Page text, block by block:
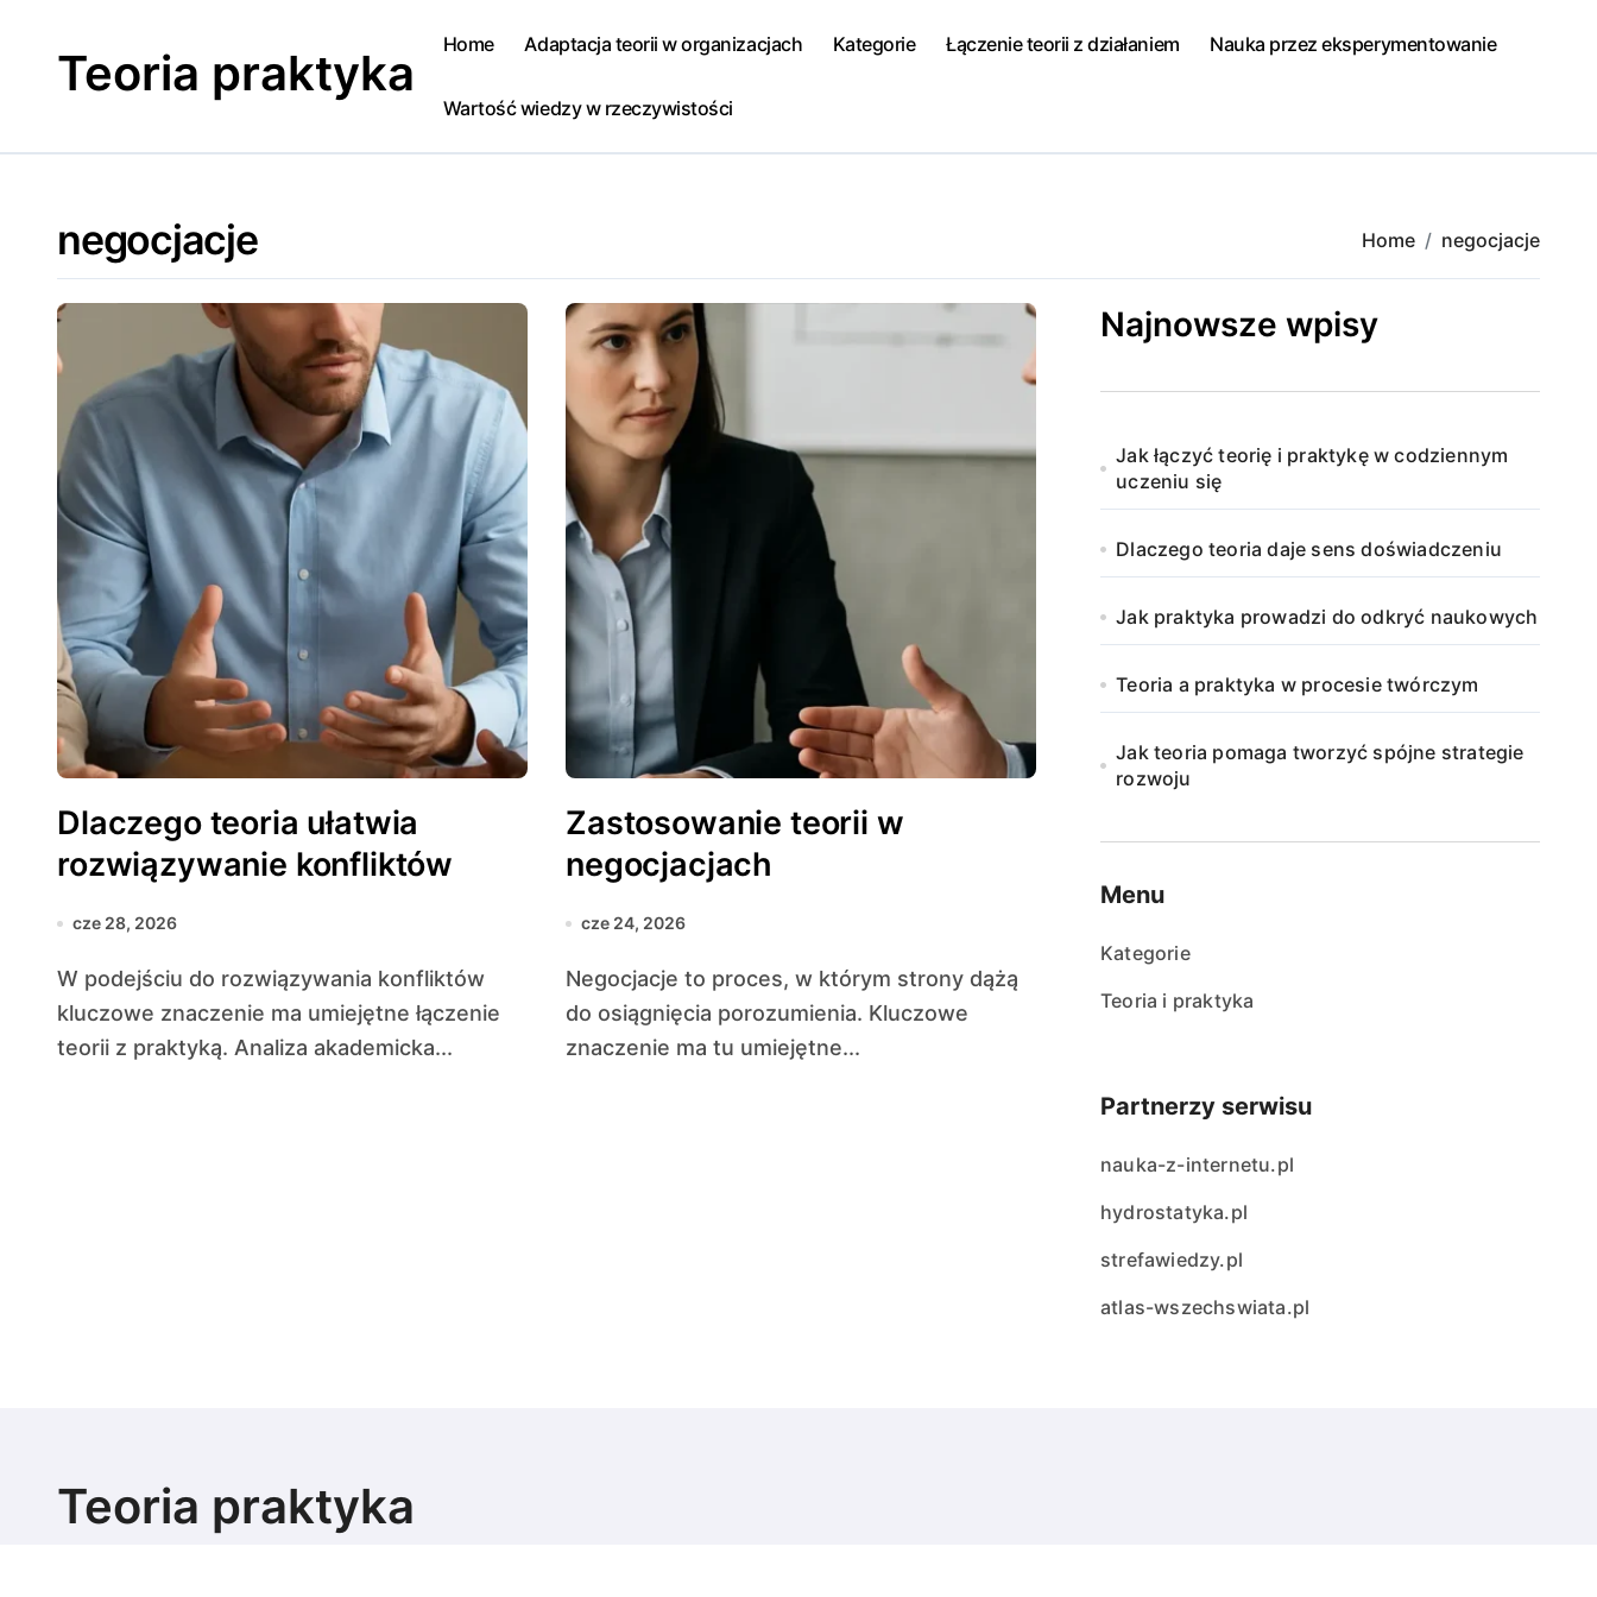
contentTeoria praktyka Home Adaptacja teorii w organizacjach Kategorie Łączenie teorii z działaniem Nauka przez eksperymentowanie
Wartość wiedzy w rzeczywistości
negocjacje Home negocjacje
Dlaczego teoria ułatwia
rozwiązywanie konfliktów
cze 28, 2026
W podejściu do rozwiązywania konfliktów
kluczowe znaczenie ma umiejętne łączenie
teorii z praktyką. Analiza akademicka...
Zastosowanie teorii w
negocjacjach
cze 24, 2026
Negocjacje to proces, w którym strony dążą
do osiągnięcia porozumienia. Kluczowe
znaczenie ma tu umiejętne...
Najnowsze wpisy
Jak łączyć teorię i praktykę w codziennym
uczeniu się
Dlaczego teoria daje sens doświadczeniu
Jak praktyka prowadzi do odkryć naukowych
Teoria a praktyka w procesie twórczym
Jak teoria pomaga tworzyć spójne strategie
rozwoju
Menu
Kategorie
Teoria i praktyka
Partnerzy serwisu
nauka-z-internetu.pl
hydrostatyka.pl
strefawiedzy.pl
atlas-wszechswiata.pl
Teoria praktyka